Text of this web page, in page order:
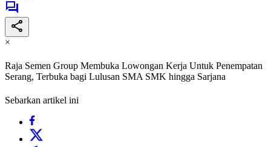
×
Raja Semen Group Membuka Lowongan Kerja Untuk Penempatan
Serang, Terbuka bagi Lulusan SMA SMK hingga Sarjana
Sebarkan artikel ini